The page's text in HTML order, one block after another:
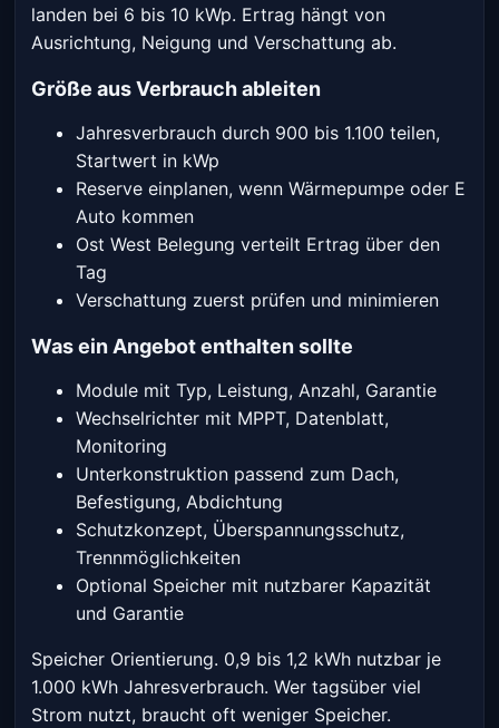
landen bei 6 bis 10 kWp. Ertrag hängt von
Ausrichtung, Neigung und Verschattung ab.
Größe aus Verbrauch ableiten
Jahresverbrauch durch 900 bis 1.100 teilen,
Startwert in kWp
Reserve einplanen, wenn Wärmepumpe oder E
Auto kommen
Ost West Belegung verteilt Ertrag über den
Tag
Verschattung zuerst prüfen und minimieren
Was ein Angebot enthalten sollte
Module mit Typ, Leistung, Anzahl, Garantie
Wechselrichter mit MPPT, Datenblatt,
Monitoring
Unterkonstruktion passend zum Dach,
Befestigung, Abdichtung
Schutzkonzept, Überspannungsschutz,
Trennmöglichkeiten
Optional Speicher mit nutzbarer Kapazität
und Garantie
Speicher Orientierung. 0,9 bis 1,2 kWh nutzbar je
1.000 kWh Jahresverbrauch. Wer tagsüber viel
Strom nutzt, braucht oft weniger Speicher.